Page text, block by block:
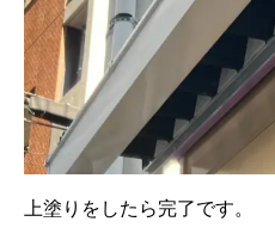
上塗りをしたら完了です。